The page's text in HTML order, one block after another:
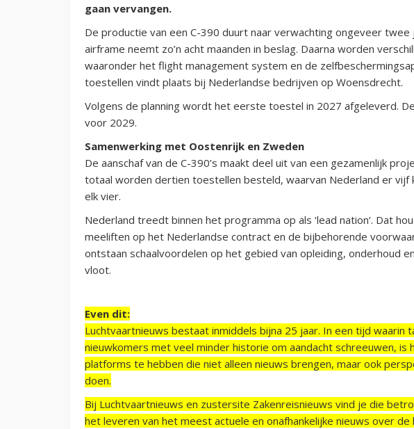
gaan vervangen.
De productie van een C-390 duurt naar verwachting ongeveer
airframe neemt zo’n acht maanden in beslag. Daarna worden
waaronder het flight management system en de
toestellen vindt plaats bij Nederlandse bedrijven op Woensdrecht.
Volgens de planning wordt het eerste toestel in 2027 afgeleverd.
voor 2029.
Samenwerking met Oostenrijk en Zweden
De aanschaf van de C-390’s maakt deel uit van een gezamenlijk
totaal worden dertien toestellen besteld, waarvan Nederland er
elk vier.
Nederland treedt binnen het programma op als ‘lead nation’. Dat
meeliften op het Nederlandse contract en de bijbehorende
ontstaan schaalvoordelen op het gebied van opleiding, onderhoud
vloot.
Even dit:
Luchtvaartnieuws bestaat inmiddels bijna 25 jaar. In een tijd waarin
nieuwkomers met veel minder historie om aandacht schreeuwen,
platforms te hebben die niet alleen nieuws brengen, maar ook
doen.
Bij Luchtvaartnieuws en zustersite Zakenreisnieuws vind je die
het leveren van het meest actuele en onafhankelijke nieuws over